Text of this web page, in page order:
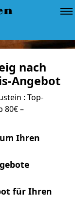
nach
Angebot
: Top-
80€ –
Ihren
für Ihren